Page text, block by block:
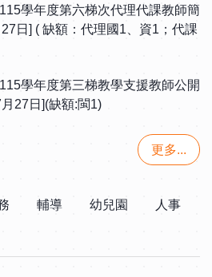
115學年度第六梯次代理代課教師簡
日] ( 缺額：代理國1、資1；代課
115學年度第三梯教學支援教師公開
27日](缺額:閩1)
更多...
輔導 幼兒園 人事